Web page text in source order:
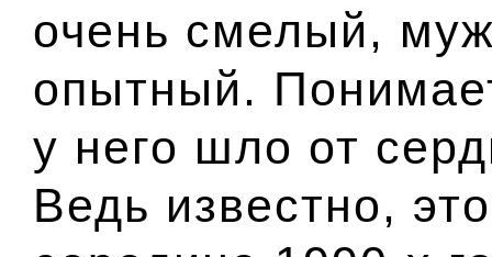
очень смелый,
опытный.
у него шло от
Ведь известно,